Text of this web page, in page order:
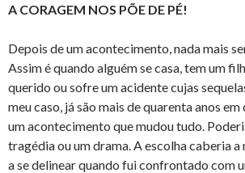
A CORAGEM NOS PÕE DE PÉ!
Depois de um acontecimento, nada mais
Assim é quando alguém se casa, tem um
querido ou sofre um acidente cujas
meu caso, já são mais de quarenta anos
um acontecimento que mudou tudo.
tragédia ou um drama. A escolha caberia a
a se delinear quando fui confrontado com